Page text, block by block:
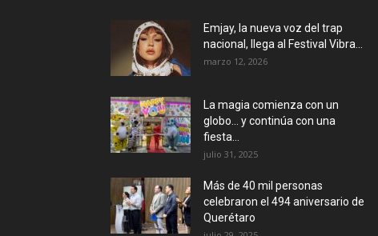
Emjay, la nueva voz del trap
nacional, llega al Festival Vibra...
marzo 12, 2026
La magia comienza con un
globo… y continúa con una
fiesta...
julio 31, 2025
Más de 40 mil personas
celebraron el 494 aniversario de
Querétaro